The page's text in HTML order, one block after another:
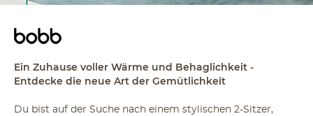
Ein Zuhause voller Wärme und Behaglichkeit -
Entdecke die neue Art der Gemütlichkeit
Du bist auf der Suche nach einem stylischen 2-Sitzer,